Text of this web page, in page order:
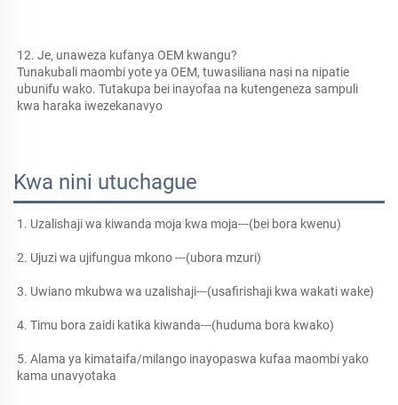
12. Je, unaweza kufanya OEM kwangu?
Tunakubali maombi yote ya OEM, tuwasiliana nasi na nipatie
ubunifu wako. Tutakupa bei inayofaa na kutengeneza sampuli
kwa haraka iwezekanavyo
Kwa nini utuchague
1. Uzalishaji wa kiwanda moja kwa moja---(bei bora kwenu)
2. Ujuzi wa ujifungua mkono ---(ubora mzuri)
3. Uwiano mkubwa wa uzalishaji---(usafirishaji kwa wakati wake)
4. Timu bora zaidi katika kiwanda---(huduma bora kwako)
5. Alama ya kimataifa/milango inayopaswa kufaa maombi yako
kama unavyotaka